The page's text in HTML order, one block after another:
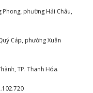
Phong, phường Hải Châu,
Cáp, phường Xuân
TP. Thanh Hóa.